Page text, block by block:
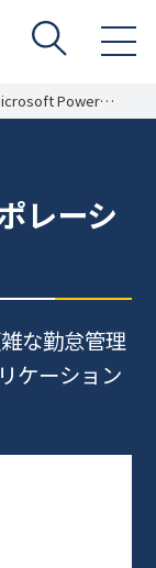
Power
社ベネッセコー
レーシ
な勤怠管理
ケーション